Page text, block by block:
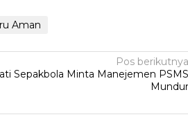
Aman
Pos berikutnya
Sepakbola Minta Manejemen PSMS
Mundur